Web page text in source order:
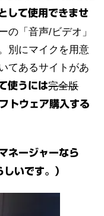
して使用できませ
の「音声/ビデオ」
別にマイクを用意
てあるサイトがあ
使うには完全版
ウェア購入する
ネージャーなら
いです。）